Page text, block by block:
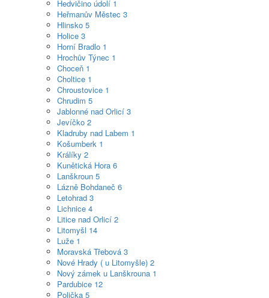
Hedvičino údolí 1
Heřmanův Městec 3
Hlinsko 5
Holice 3
Horní Bradlo 1
Hrochův Týnec 1
Choceň 1
Choltice 1
Chroustovice 1
Chrudim 5
Jablonné nad Orlicí 3
Jevíčko 2
Kladruby nad Labem 1
Košumberk 1
Králíky 2
Kunětická Hora 6
Lanškroun 5
Lázně Bohdaneč 6
Letohrad 3
Lichnice 4
Litice nad Orlicí 2
Litomyšl 14
Luže 1
Moravská Třebová 3
Nové Hrady ( u Litomyšle) 2
Nový zámek u Lanškrouna 1
Pardubice 12
Polička 5